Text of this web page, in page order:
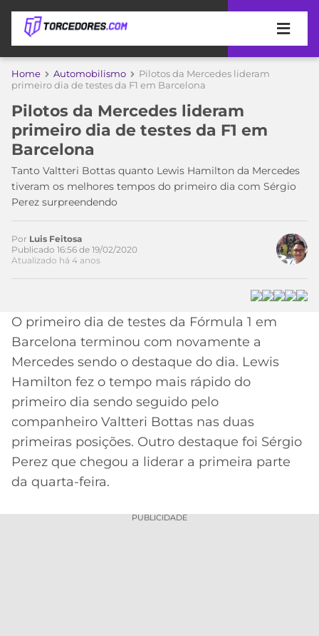
APOSTAS
DE
APOSTA
MELHORES
SITES
DE
APOSTAS
2026
CÓDIGO
DE
INDICAÇÃO
BET365
CÓDIGO
BETANO
MELHORES
DE
COPA
DO
MUNDO
TIMES
MEU
TIME
CORINTHIANS
SÃO
PAULO
SANTOS
FLAMENGO
FLUMINENSE
CAMPEONATOS
A
LIBERTADORES
COPA
DO
BRASIL
PREMIER
LEAGUE
MERCADO
DA
BOLA
PALPITES
Home Automobilismo
Pilotos da Mercedes lideram
primeiro dia de testes da F1 em Barcelona
Pilotos da Mercedes lideram
primeiro dia de testes da F1 em
Barcelona
Tanto Valtteri Bottas quanto Lewis Hamilton da Mercedes
tiveram os melhores tempos do primeiro dia com Sérgio
Perez surpreendendo
Por Luis Feitosa
Publicado 16:56 de 19/02/2020
Atualizado há 4 anos
O primeiro dia de testes da Fórmula 1 em
Barcelona terminou com novamente a
Mercedes sendo o destaque do dia. Lewis
Hamilton fez o tempo mais rápido do
primeiro dia sendo seguido pelo
companheiro Valtteri Bottas nas duas
primeiras posições. Outro destaque foi Sérgio
Perez que chegou a liderar a primeira parte
da quarta-feira.
PUBLICIDADE